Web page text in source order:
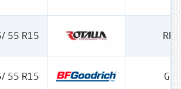
55 R15
55 R15 G-